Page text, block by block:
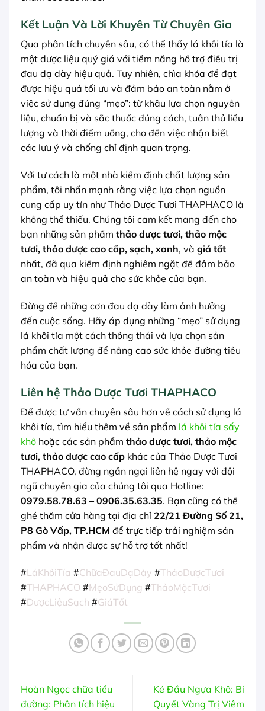
Kết Luận Và Lời Khuyên Từ Chuyên Gia
Qua phân tích chuyên sâu, có thể thấy lá khôi tía là
một dược liệu quý giá với tiềm năng hỗ trợ điều trị
đau dạ dày hiệu quả. Tuy nhiên, chìa khóa để đạt
được hiệu quả tối ưu và đảm bảo an toàn nằm ở
việc sử dụng đúng “mẹo”: từ khâu lựa chọn nguyên
liệu, chuẩn bị và sắc thuốc đúng cách, tuân thủ liều
lượng và thời điểm uống, cho đến việc nhận biết
các lưu ý và chống chỉ định quan trọng.
Với tư cách là một nhà kiểm định chất lượng sản
phẩm, tôi nhấn mạnh rằng việc lựa chọn nguồn
cung cấp uy tín như Thảo Dược Tươi THAPHACO là
không thể thiếu. Chúng tôi cam kết mang đến cho
bạn những sản phẩm thảo dược tươi, thảo mộc
tươi, thảo dược cao cấp, sạch, xanh, và giá tốt
nhất, đã qua kiểm định nghiêm ngặt để đảm bảo
an toàn và hiệu quả cho sức khỏe của bạn.
Đừng để những cơn đau dạ dày làm ảnh hưởng
đến cuộc sống. Hãy áp dụng những “mẹo” sử dụng
lá khôi tía một cách thông thái và lựa chọn sản
phẩm chất lượng để nâng cao sức khỏe đường tiêu
hóa của bạn.
Liên hệ Thảo Dược Tươi THAPHACO
Để được tư vấn chuyên sâu hơn về cách sử dụng lá
khôi tía, tìm hiểu thêm về sản phẩm lá khôi tía sấy
khô hoặc các sản phẩm thảo dược tươi, thảo mộc
tươi, thảo dược cao cấp khác của Thảo Dược Tươi
THAPHACO, đừng ngần ngại liên hệ ngay với đội
ngũ chuyên gia của chúng tôi qua Hotline:
0979.58.78.63 – 0906.35.63.35. Bạn cũng có thể
ghé thăm cửa hàng tại địa chỉ 22/21 Đường Số 21,
P8 Gò Vấp, TP.HCM để trực tiếp trải nghiệm sản
phẩm và nhận được sự hỗ trợ tốt nhất!
#LáKhôiTía #ChữaĐauDạDày #ThảoDượcTươi
#THAPHACO #MẹoSửDụng #ThảoMộcTươi
#DượcLiệuSạch #GiáTốt
Hoàn Ngọc chữa tiểu
đường: Phân tích hiệu
Ké Đầu Ngựa Khô: Bí
Quyết Vàng Trị Viêm